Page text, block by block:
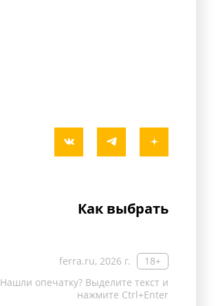
Как выбрать
ferra.ru, 2026 г.
18+
Нашли опечатку? Выделите текст и
нажмите Ctrl+Enter